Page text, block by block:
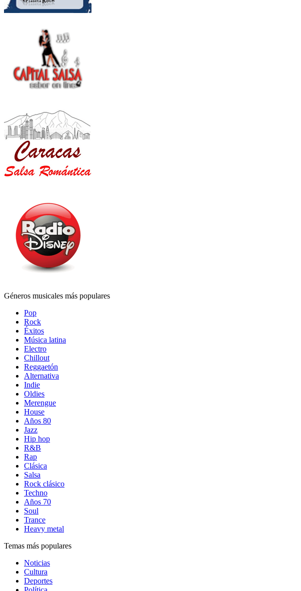
Géneros musicales más populares
Pop
Rock
Éxitos
Música latina
Electro
Chillout
Reggaetón
Alternativa
Indie
Oldies
Merengue
House
Años 80
Jazz
Hip hop
R&B
Rap
Clásica
Salsa
Rock clásico
Techno
Años 70
Soul
Trance
Heavy metal
Temas más populares
Noticias
Cultura
Deportes